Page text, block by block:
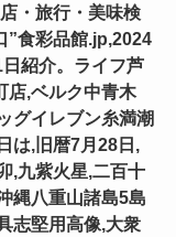
店・旅行・美味検
”食彩品館.jp,2024
紹介。ライフ芦
店,ベルク中青木
グイレブン糸満潮
は,旧暦7月28日,
,九紫火星,二百十
縄八重山諸島5島
志堅用高像,大衆